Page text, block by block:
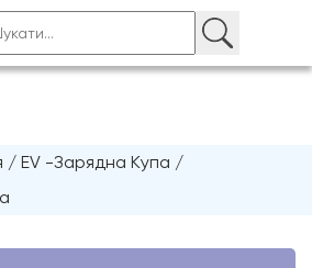
/ ЕV -зарядна Купа /